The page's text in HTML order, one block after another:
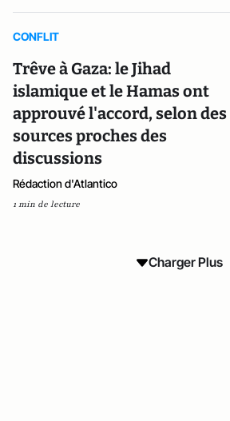
CONFLIT
Trêve à Gaza: le Jihad
islamique et le Hamas ont
approuvé l'accord, selon des
sources proches des
discussions
Rédaction d'Atlantico
1 min de lecture
Charger Plus